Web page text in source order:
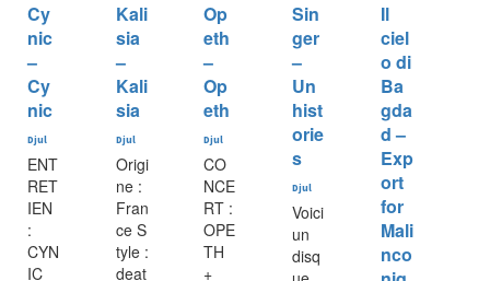
Cy
nic
–
Cy
nic
Djul
ENT
RET
IEN
:
CYN
IC
Kali
sia
–
Kali
sia
Djul
Origi
ne :
Fran
ce S
tyle :
deat
Op
eth
–
Op
eth
Djul
CO
NCE
RT :
OPE
TH
+
Sin
ger
–
Un
hist
orie
s
Djul
Voici
un
disq
Il
ciel
o di
Ba
gda
d –
Exp
ort
for
Mali
nco